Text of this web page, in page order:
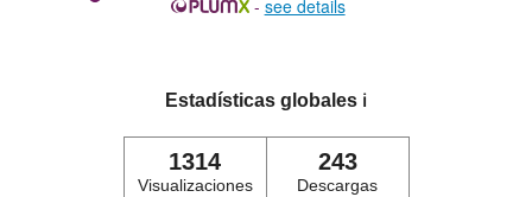
- see details
Estadísticas globales ℹ️
1314
Visualizaciones
243
Descargas